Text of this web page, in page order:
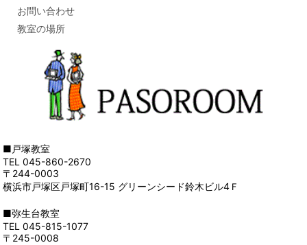
お問い合わせ
教室の場所
■戸塚教室
TEL 045-860-2670
〒244-0003
横浜市戸塚区戸塚町16-15 グリーンシード鈴木ビル4Ｆ
■弥生台教室
TEL 045-815-1077
〒245-0008